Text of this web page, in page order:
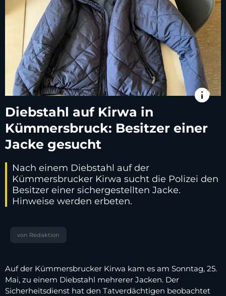
info
Diebstahl auf Kirwa in
Kümmersbruck: Besitzer einer
Jacke gesucht
Nach einem Diebstahl auf der
Kümmersbrucker Kirwa sucht die Polizei den
Besitzer einer sichergestellten Jacke.
Hinweise werden erbeten.
von Redaktion
Auf der Kümmersbrucker Kirwa kam es am Sonntag, 25.
Mai, zu einem Diebstahl mehrerer Jacken. Der
Sicherheitsdienst hat den Tatverdächtigen beobachtet